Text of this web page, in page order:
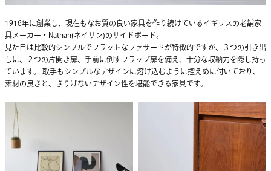
1916年に創業し、現在もなお質の良い家具を作り続けているイギリスの老舗家
具メーカー・Nathan(ネイサン)のサイドボード。
見た目は比較的シンプルでフラットなファサードが特徴的ですが、３つの引き出
しに、２つの片開き扉、手前に倒すフラップ扉を備え、十分な収納力を隠し持っ
ています。 取手もシンプルなデザインに溶け込むように控えめに付いており、
素材の良さと、さりげないデザイン性を堪能できる家具です。